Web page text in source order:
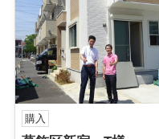
購入